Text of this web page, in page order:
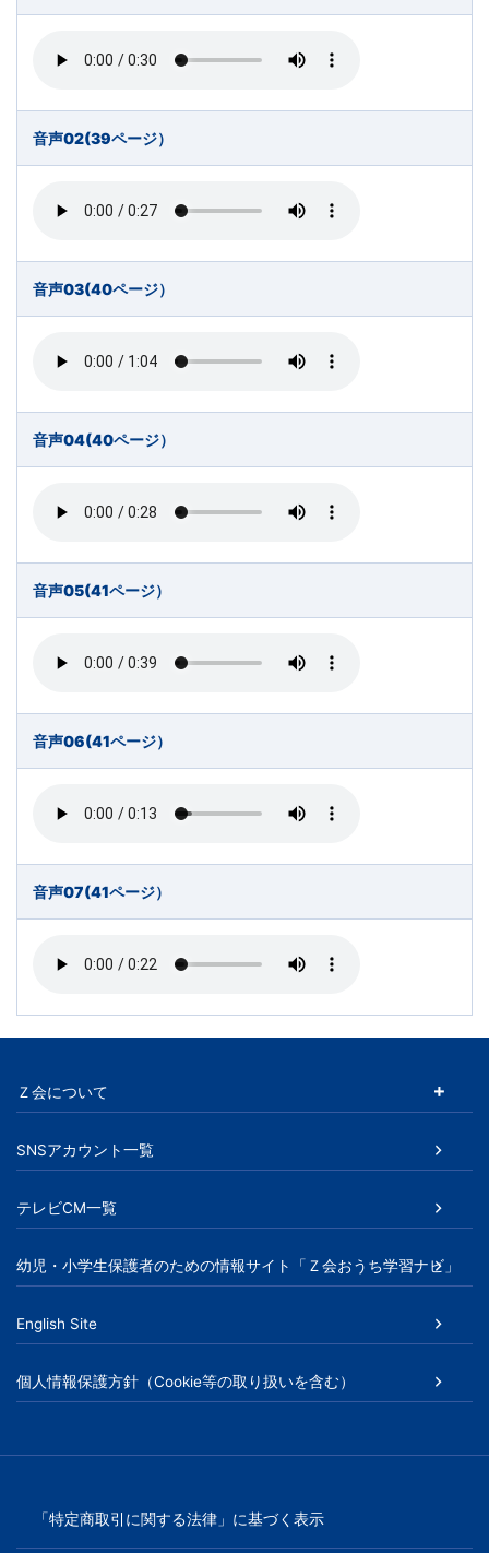
書
籍、
文
芸
ま
音声02(39ページ）
音声03(40ページ）
音声04(40ページ）
音声05(41ページ）
音声06(41ページ）
音声07(41ページ）
Ｚ会について
SNSアカウント一覧
テレビCM一覧
幼児・小学生保護者のための情報サイト「Ｚ会おうち学習ナビ」
English Site
個人情報保護方針（Cookie等の取り扱いを含む）
「特定商取引に関する法律」に基づく表示